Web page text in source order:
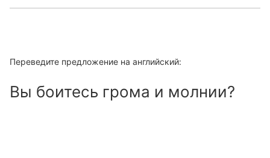
Переведите предложение на английский:
Вы боитесь грома и молнии?